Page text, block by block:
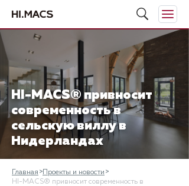
HI-MACS® привносит
современность в
сельскую виллу в
Нидерландах
Главная
Проекты и новости
HI-MACS® привносит современность в